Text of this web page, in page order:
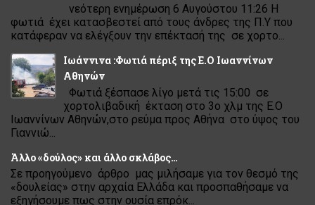
νεότερη ενημέρωση 6 Αυγούστου 11:26 Η
φωτιά έχει κατασβεστεί από τους άνδρες της Π.Υ που
κατάφεραν να ελέγξουν την επέκτασή της σε χορτο...
Ιωάννινα :Φωτιά πέριξ της Ε.Ο Ιωαννίνων
Αθηνών
Φωτιά ξέσπασε λίγο μετά τις 15:00 σε
χορτολιβαδική έκταση στο 3ο χλμ της Ε.Ο
Ιωαννίνων Αθηνών,στο ρεύμα προς Αθήνα στο ύψος του
Γιαννιώ...
Άλλο «δούλος» και άλλο σκλάβος…
Σε προηγούμενο άρθρο μας μιλήσαμε για τον θεσμό της
«δουλείας» στην αρχαία Ελλάδα και προσπαθήσαμε να
εξηγήσουμε πως στην ουσία επρόκ...